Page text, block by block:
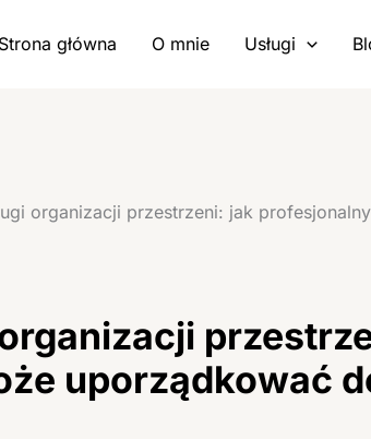
Strona główna O mnie Usługi
organizacji przestrzeni: jak
uporządkować